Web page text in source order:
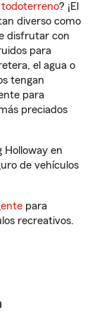
todoterreno? ¡El
diverso como
disfrutar con
para
el agua o
tengan
para
preciados
Holloway en
de vehículos
para
recreativos.